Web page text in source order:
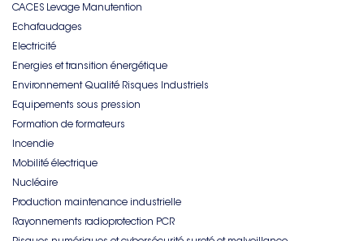
CACES Levage Manutention
Echafaudages
Electricité
Energies et transition énergétique
Environnement Qualité Risques Industriels
Equipements sous pression
Formation de formateurs
Incendie
Mobilité électrique
Nucléaire
Production maintenance industrielle
Rayonnements radioprotection PCR